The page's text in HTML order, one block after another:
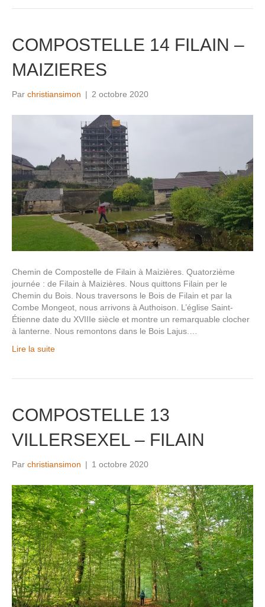
COMPOSTELLE 14 FILAIN –
MAIZIERES
Par christiansimon | 2 octobre 2020
Chemin de Compostelle de Filain à Maizières. Quatorzième
journée : de Filain à Maizières. Nous quittons Filain per le
Chemin du Bois. Nous traversons le Bois de Filain et par la
Combe Mongeot, nous arrivons à Authoison. L’église Saint-
Étienne date du XVIIIe siècle et montre un remarquable clocher
à lanterne. Nous remontons dans le Bois Lajus.…
Lire la suite
COMPOSTELLE 13
VILLERSEXEL – FILAIN
Par christiansimon | 1 octobre 2020